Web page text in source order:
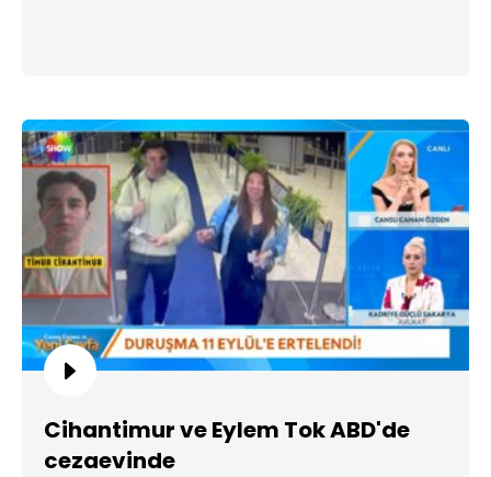
Cihantimur ve Eylem Tok ABD'de
cezaevinde